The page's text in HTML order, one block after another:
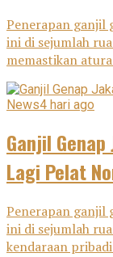
Penerapan ganjil
ini di sejumlah
memastikan
News4 hari ago
Ganjil
Lagi Pelat
Penerapan ganjil
ini di sejumlah
kendaraan